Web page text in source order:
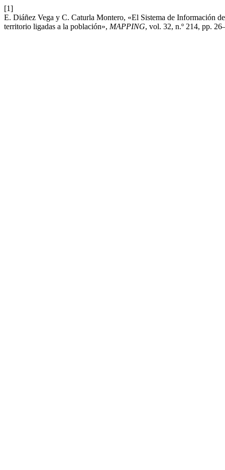
[1]
E. Diáñez Vega y C. Caturla Montero, «El Sistema de Información
territorio ligadas a la población», MAPPING, vol. 32, n.º 214, pp.